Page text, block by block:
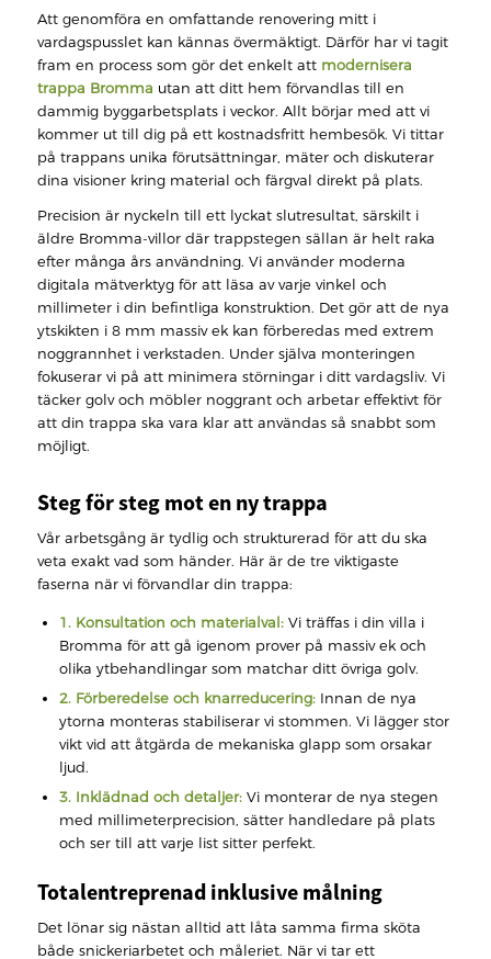
Att genomföra en omfattande renovering mitt i
vardagspusslet kan kännas övermäktigt. Därför har vi tagit
fram en process som gör det enkelt att modernisera
trappa Bromma utan att ditt hem förvandlas till en
dammig byggarbetsplats i veckor. Allt börjar med att vi
kommer ut till dig på ett kostnadsfritt hembesök. Vi tittar
på trappans unika förutsättningar, mäter och diskuterar
dina visioner kring material och färgval direkt på plats.
Precision är nyckeln till ett lyckat slutresultat, särskilt i
äldre Bromma-villor där trappstegen sällan är helt raka
efter många års användning. Vi använder moderna
digitala mätverktyg för att läsa av varje vinkel och
millimeter i din befintliga konstruktion. Det gör att de nya
ytskikten i 8 mm massiv ek kan förberedas med extrem
noggrannhet i verkstaden. Under själva monteringen
fokuserar vi på att minimera störningar i ditt vardagsliv. Vi
täcker golv och möbler noggrant och arbetar effektivt för
att din trappa ska vara klar att användas så snabbt som
möjligt.
Steg för steg mot en ny trappa
Vår arbetsgång är tydlig och strukturerad för att du ska
veta exakt vad som händer. Här är de tre viktigaste
faserna när vi förvandlar din trappa:
1. Konsultation och materialval:Vi träffas i din villa i
Bromma för att gå igenom prover på massiv ek och
olika ytbehandlingar som matchar ditt övriga golv.
2. Förberedelse och knarreducering:Innan de nya
ytorna monteras stabiliserar vi stommen. Vi lägger stor
vikt vid att åtgärda de mekaniska glapp som orsakar
ljud.
3. Inklädnad och detaljer:Vi monterar de nya stegen
med millimeterprecision, sätter handledare på plats
och ser till att varje list sitter perfekt.
Totalentreprenad inklusive målning
Det lönar sig nästan alltid att låta samma firma sköta
både snickeriarbetet och måleriet. När vi tar ett